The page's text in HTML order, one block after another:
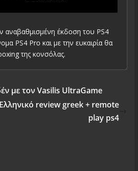
αναβαθμισμένη έκδοση του PS4
PS4 Pro και με την ευκαιρία θα
της κονσόλας.
με τον Vasilis UltraGame
review greek + remote
play ps4